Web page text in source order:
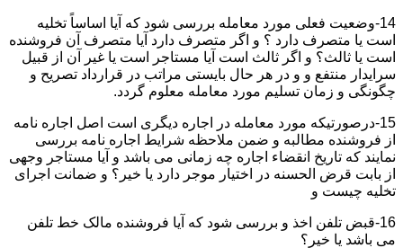
14-وضعیت فعلی مورد معامله بررسی شود که آیا اساساً تخلیه
است یا متصرف دارد ؟ و اگر متصرف دارد آیا متصرف آن فروشنده
است یا ثالث؟ و اگر ثالث است آیا مستاجر است یا غیر آن از قبیل
سرایدار منتفع و و در هر حال بایستی مراتب در قرارداد تصریح و
چگونگی و زمان تسلیم مورد معامله معلوم گردد.
15-درصورتیکه مورد معامله در اجاره دیگری است اصل اجاره نامه
از فروشنده مطالبه و ضمن ملاحظه شرایط اجاره نامه بررسی
نمایند که تاریخ انقضاء اجاره چه زمانی می باشد و آیا مستاجر وجهی
از بابت قرض الحسنه در اختیار موجر دارد یا خیر؟ و ضمانت اجرای
تخلیه چیست و
16-قبض تلفن اخذ و بررسی شود که آیا فروشنده مالک خط تلفن
می باشد یا خیر؟